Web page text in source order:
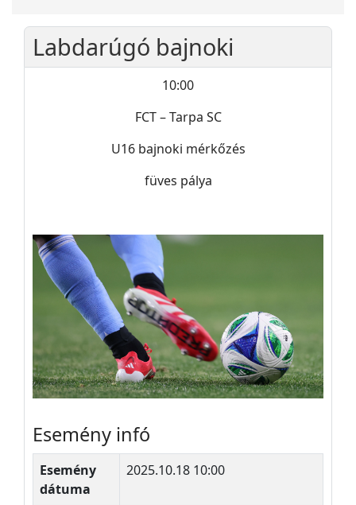
Labdarúgó bajnoki
10:00
FCT – Tarpa SC
U16 bajnoki mérkőzés
füves pálya
Esemény infó
Esemény
dátuma
2025.10.18 10:00